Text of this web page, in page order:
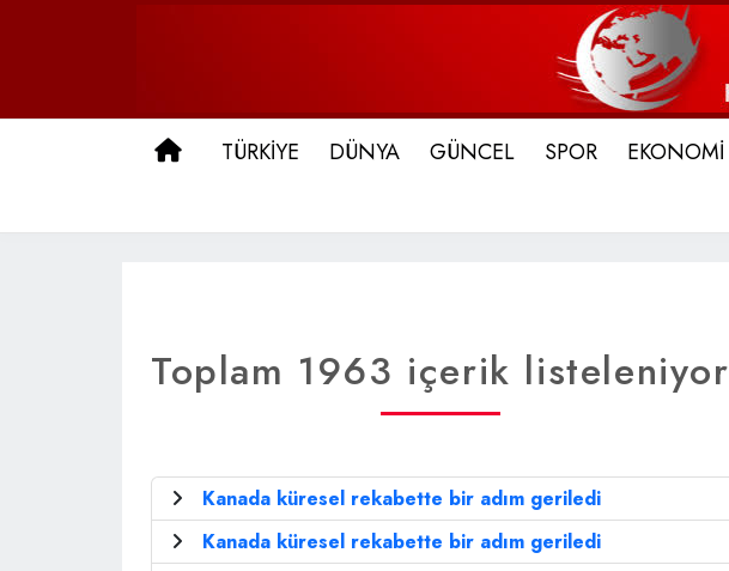
ANA SAYFA
TÜRKİYE DÜNYA GÜNCEL SPOR EKONOMİ
Toplam 1963 içerik listeleniyor
Kanada küresel rekabette bir adım geriledi
Kanada küresel rekabette bir adım geriledi